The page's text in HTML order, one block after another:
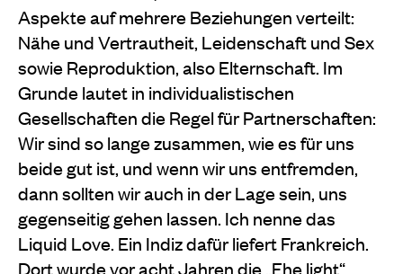
Aspekte auf mehrere Beziehungen verteilt:
Nähe und Vertrautheit, Leidenschaft und Sex
sowie Reproduktion, also Elternschaft. Im
Grunde lautet in individualistischen
Gesellschaften die Regel für Partnerschaften:
Wir sind so lange zusammen, wie es für uns
beide gut ist, und wenn wir uns entfremden,
dann sollten wir auch in der Lage sein, uns
gegenseitig gehen lassen. Ich nenne das
Liquid Love. Ein Indiz dafür liefert Frankreich.
Dort wurde vor acht Jahren die „Ehe light“